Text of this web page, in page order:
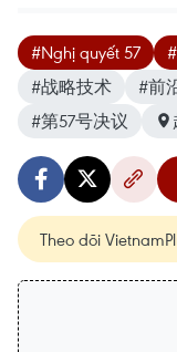
#Nghị quyết 57
#战略技术
#前
#第57号决议
Theo dõi